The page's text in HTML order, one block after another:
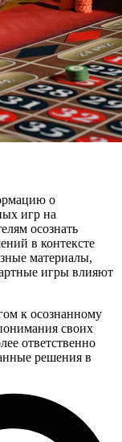
о
игр на
осознать
в контексте
материалы,
игры влияют
к осознанному
своих
ответственно
решения в